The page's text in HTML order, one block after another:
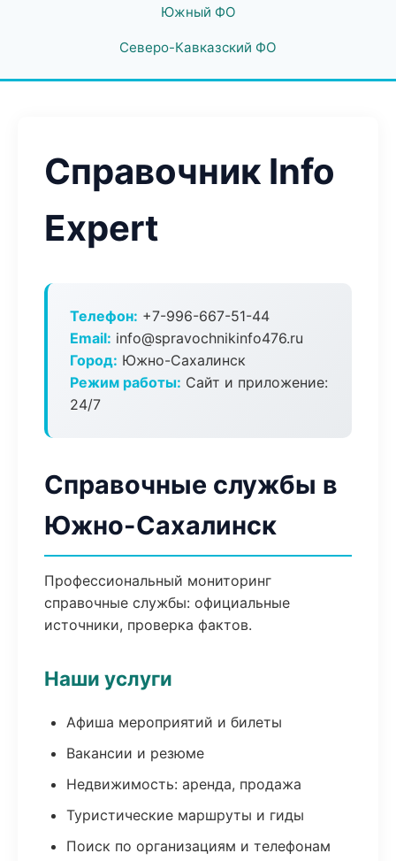
Южный ФО
Северо-Кавказский ФО
Справочник Info
Expert
Телефон: +7-996-667-51-44
Email: info@spravochnikinfo476.ru
Город: Южно-Сахалинск
Режим работы: Сайт и приложение:
24/7
Справочные службы в
Южно-Сахалинск
Профессиональный мониторинг
справочные службы: официальные
источники, проверка фактов.
Наши услуги
Афиша мероприятий и билеты
Вакансии и резюме
Недвижимость: аренда, продажа
Туристические маршруты и гиды
Поиск по организациям и телефонам